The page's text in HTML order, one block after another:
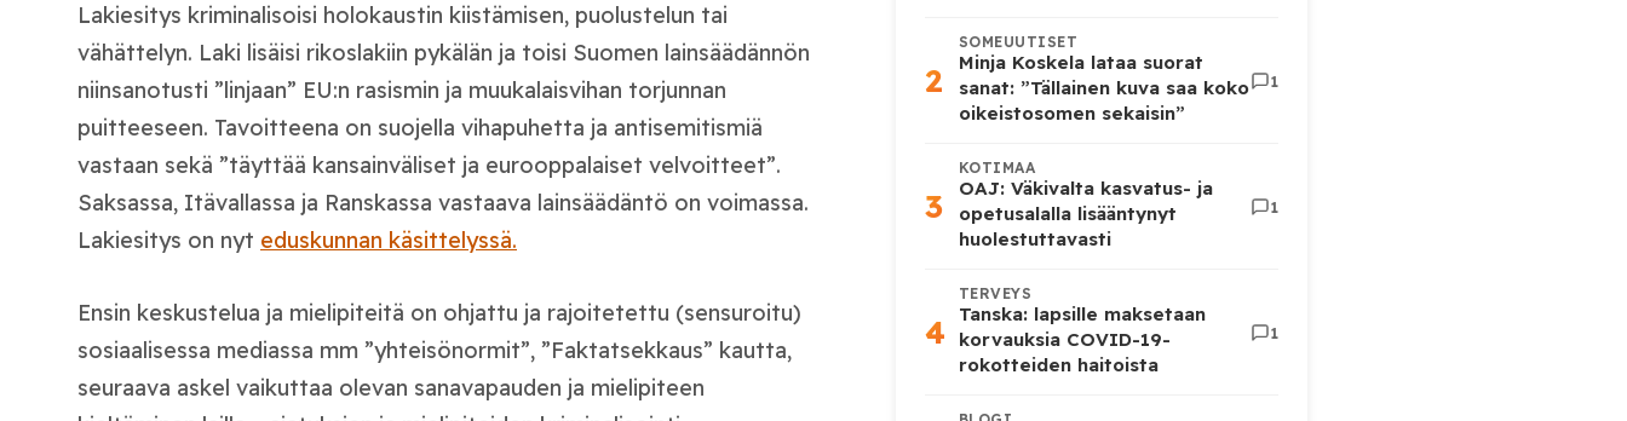
Lakiesitys kriminalisoisi holokaustin kiistämisen, puolustelun tai
vähättelyn. Laki lisäisi rikoslakiin pykälän ja toisi Suomen lainsäädännön
niinsanotusti ”linjaan” EU:n rasismin ja muukalaisvihan torjunnan
puitteeseen. Tavoitteena on suojella vihapuhetta ja antisemitismiä
vastaan sekä ”täyttää kansainväliset ja eurooppalaiset velvoitteet”.
Saksassa, Itävallassa ja Ranskassa vastaava lainsäädäntö on voimassa.
Lakiesitys on nyt eduskunnan käsittelyssä.
Ensin keskustelua ja mielipiteitä on ohjattu ja rajoitetettu (sensuroitu)
sosiaalisessa mediassa mm ”yhteisönormit”, ”Faktatsekkaus” kautta,
seuraava askel vaikuttaa olevan sanavapauden ja mielipiteen
2
SOMEUUTISET
Minja Koskela lataa suorat
sanat: ”Tällainen kuva saa koko
oikeistosomen sekaisin”
1
3
KOTIMAA
OAJ: Väkivalta kasvatus- ja
opetusalalla lisääntynyt
huolestuttavasti
1
4
TERVEYS
Tanska: lapsille maksetaan
korvauksia COVID-19-
rokotteiden haitoista
1